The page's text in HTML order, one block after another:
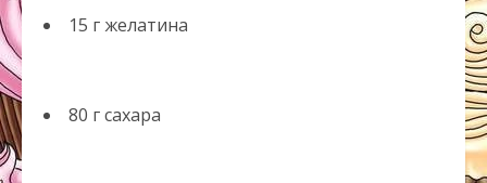
15 г желатина
80 г сахара